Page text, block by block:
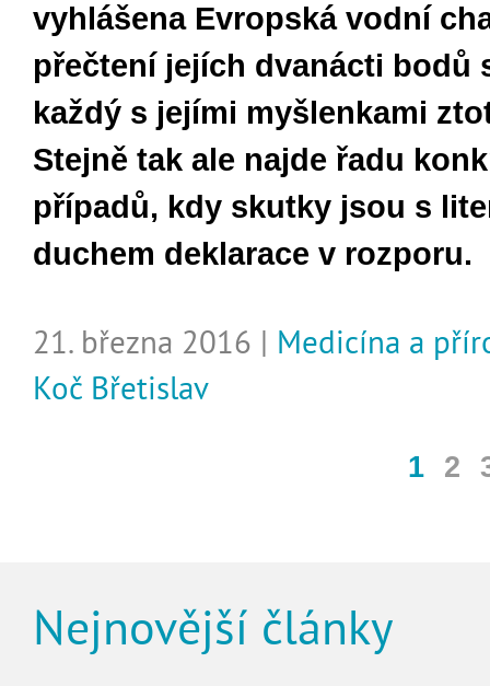
vyhlášena Evropská vodní
přečtení jejích dvanácti bodů
každý s jejími myšlenkami
Stejně tak ale najde řadu
případů, kdy skutky jsou s
duchem deklarace v rozporu.
21. března 2016 | Medicína a
Koč Břetislav
1 2
Nejnovější články